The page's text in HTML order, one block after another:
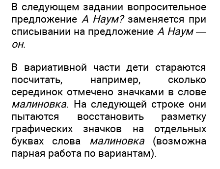
В следующем задании вопросительное
предложение А Наум?заменяется при
списывании на предложение А Наум —
он.
В вариативной части дети стараются
посчитать, например, сколько
серединок отмечено значками в слове
малиновка. На следующей строке они
пытаются восстановить разметку
графических значков на отдельных
буквах слова малиновка(возможна
парная работа по вариантам).